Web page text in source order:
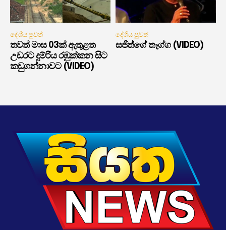
දේශීය පුවත්
තවත් මාස 03ක් ඇතුළත
උඩරට දුම්රිය රඹුක්කන සිට
කඩුගන්නාවට (VIDEO)
දේශීය පුවත්
සජිත්ගේ තෑග්ග (VIDEO)